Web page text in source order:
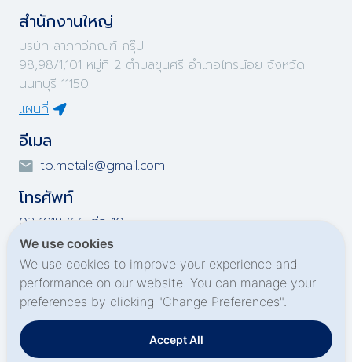
สำนักงานใหญ่
บริษัท ลาภทวีภัณฑ์ กรุ๊ป
98,98/1,101 หมู่ที่ 2 ตำบลขุนศรี อำเภอไทรน้อย จังหวัด
นนทบุรี 11150
แผนที่
อีเมล
ltp.metals@gmail.com
โทรศัพท์
02-1918766 ต่อ 10
02-1918767 ต่อ 10
02-1919695 ต่อ 10
02-1919696 ต่อ 10
Social Media
We use cookies
We use cookies to improve your experience and
performance on our website. You can manage your
preferences by clicking "Change Preferences".
Accept All